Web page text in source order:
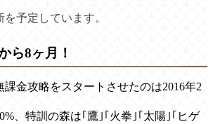
予定しています。
ら8ヶ月！
金攻略をスタートさせたのは2016年2
、特訓の森は｢鷹｣｢火拳｣｢太陽｣｢ヒゲ